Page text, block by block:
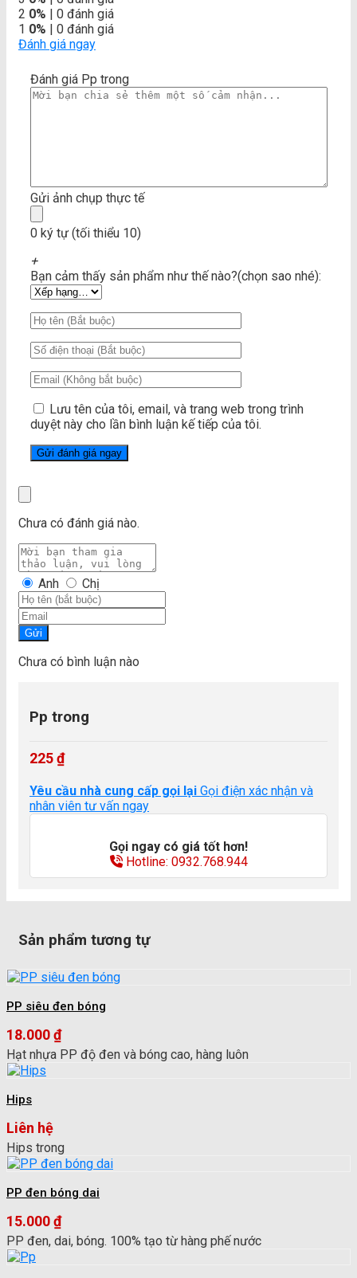
2 0% | 0 đánh giá
1 0% | 0 đánh giá
Đánh giá ngay
Đánh giá Pp trong
Gửi ảnh chụp thực tế
0 ký tự (tối thiểu 10)
+
Bạn cảm thấy sản phẩm như thế nào?(chọn sao nhé):
Lưu tên của tôi, email, và trang web trong trình
duyệt này cho lần bình luận kế tiếp của tôi.
Chưa có đánh giá nào.
Anh Chị
Gửi
Chưa có bình luận nào
Pp trong
225₫
Yêu cầu nhà cung cấp gọi lại Gọi điện xác nhận và
nhân viên tư vấn ngay
Gọi ngay có giá tốt hơn!
Hotline: 0932.768.944
Sản phẩm tương tự
PP siêu đen bóng
18.000₫
Hạt nhựa PP độ đen và bóng cao, hàng luôn
Hips
Liên hệ
Hips trong
PP đen bóng dai
15.000₫
PP đen, dai, bóng. 100% tạo từ hàng phế nước